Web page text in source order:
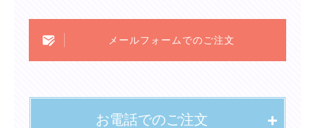
メールフォームでのご注文
お電話でのご注文